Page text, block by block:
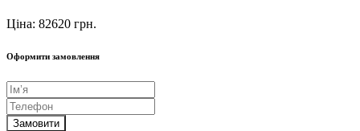
Ціна: 82620 грн.
Оформити замовлення
Замовити